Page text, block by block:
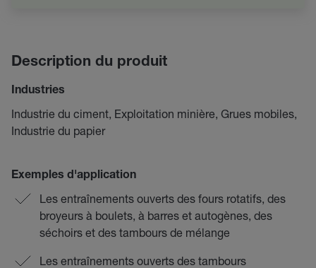
Description du produit
Industries
Industrie du ciment, Exploitation minière, Grues mobiles,
Industrie du papier
Exemples d'application
Les entraînements ouverts des fours rotatifs, des
broyeurs à boulets, à barres et autogènes, des
séchoirs et des tambours de mélange
Les entraînements ouverts des tambours